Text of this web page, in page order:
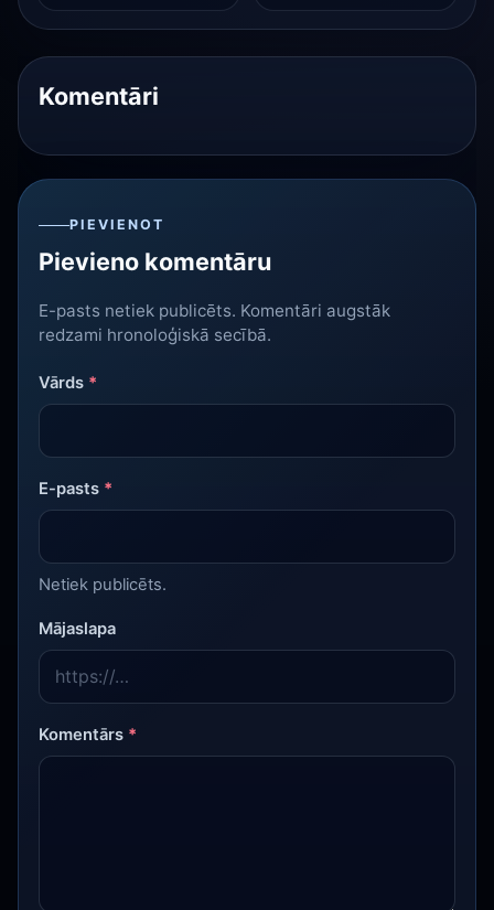
Komentāri
PIEVIENOT
Pievieno komentāru
E-pasts netiek publicēts. Komentāri augstāk
redzami hronoloģiskā secībā.
Vārds *
E-pasts *
Netiek publicēts.
Mājaslapa
Komentārs *